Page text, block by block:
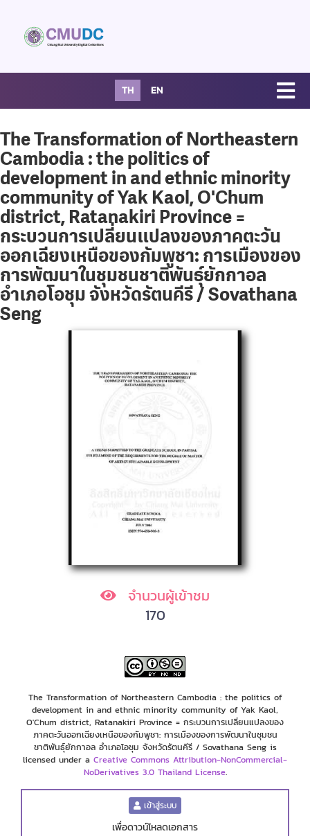
TH EN
The Transformation of Northeastern
Cambodia : the politics of
development in and ethnic minority
community of Yak Kaol, O'Chum
district, Ratanakiri Province =
กระบวนการเปลี่ยนแปลงของภาคตะวัน
ออกเฉียงเหนือของกัมพูชา: การเมืองของ
การพัฒนาในชุมชนชาติพันธุ์ยักกาอล
อำเภอโอชุม จังหวัดรัตนคีรี / Sovathana
Seng
จำนวนผู้เข้าชม
170
The Transformation of Northeastern Cambodia : the politics of
development in and ethnic minority community of Yak Kaol,
O'Chum district, Ratanakiri Province = กระบวนการเปลี่ยนแปลงของ
ภาคตะวันออกเฉียงเหนือของกัมพูชา: การเมืองของการพัฒนาในชุมชน
ชาติพันธุ์ยักกาอล อำเภอโอชุม จังหวัดรัตนคีรี / Sovathana Seng is
licensed under a Creative Commons Attribution-NonCommercial-
NoDerivatives 3.0 Thailand License.
เข้าสู่ระบบ
เพื่อดาวน์โหลดเอกสาร